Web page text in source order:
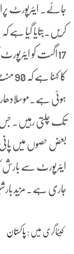
جائے۔ ایئرپورٹ
کریں۔بتایا گیا ہے
17اگست کو
ہوئی
تک چلتی رہیں۔
بعض حصوں میں پانی
ایئرپورٹ سے بارش کا
جاری ہے۔ مزید
کیٹاگری میں : پاکستان